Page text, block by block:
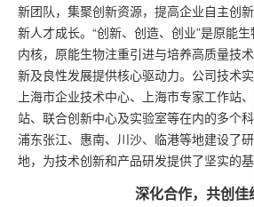
新团队，集聚创新资源，提高企业自主创
新人才成长。“创新、创造、创业”是原能
内核，原能生物注重引进与培养高质量技
新及良性发展提供核心驱动力。公司技术
上海市企业技术中心、上海市专家工作站
站、联合创新中心及实验室等在内的多个
浦东张江、惠南、川沙、临港等地建设了
地，为技术创新和产品研发提供了坚实的基
深化合作，共创佳